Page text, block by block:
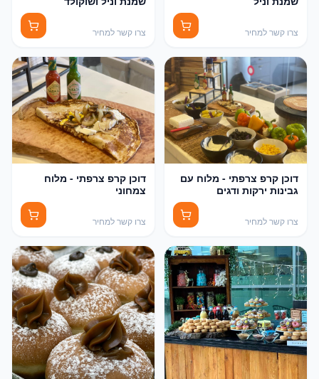
צרו קשר למחיר צרו קשר למחיר
דוכן קרפ צרפתי - מלוח עם
גבינות ירקות ודגים
צרו קשר למחיר
דוכן קרפ צרפתי - מלוח
צמחוני
צרו קשר למחיר